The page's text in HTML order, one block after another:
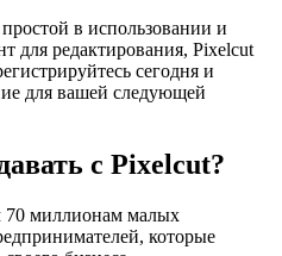
в использовании и
для редактирования, Pixelcut
сегодня и
для вашей следующей
с Pixelcut?
70 миллионам малых
которые